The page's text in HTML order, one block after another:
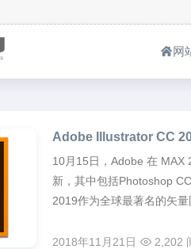
网
Adobe Illustrator CC
10月15日，Adobe 在 MAX
新，其中包括Photoshop
2019作为全球最著名的矢量
2018年11月21日 2,202